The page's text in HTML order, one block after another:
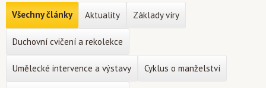
Všechny články Aktuality Základy víry
Duchovní cvičení a rekolekce
Umělecké intervence a výstavy Cyklus o manželství